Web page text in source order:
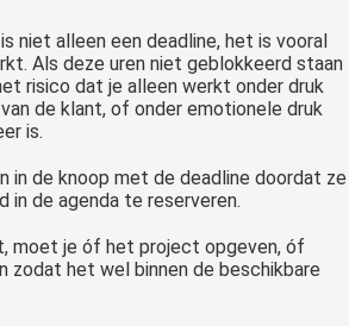
niet alleen een deadline, het is vooral
Als deze uren niet geblokkeerd staan
risico dat je alleen werkt onder druk
de klant, of onder emotionele druk
is.
in de knoop met de deadline doordat ze
in de agenda te reserveren.
moet je óf het project opgeven, óf
zodat het wel binnen de beschikbare